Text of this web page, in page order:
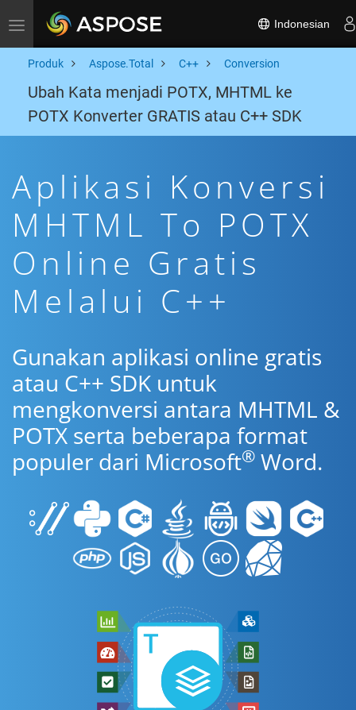
Toggle navigation Indonesian
Produk Aspose.Total C++ Conversion
Ubah Kata menjadi POTX, MHTML ke
POTX Konverter GRATIS atau C++ SDK
Aplikasi Konversi
MHTML To POTX
Online Gratis
Melalui C++
Gunakan aplikasi online gratis
atau C++ SDK untuk
mengkonversi antara MHTML &
POTX serta beberapa format
populer dari Microsoft® Word.